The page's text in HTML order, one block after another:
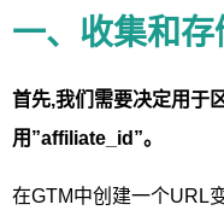
一、收集和存
首先,我们需要决定用于
用”affiliate_id”。
在GTM中创建一个URL